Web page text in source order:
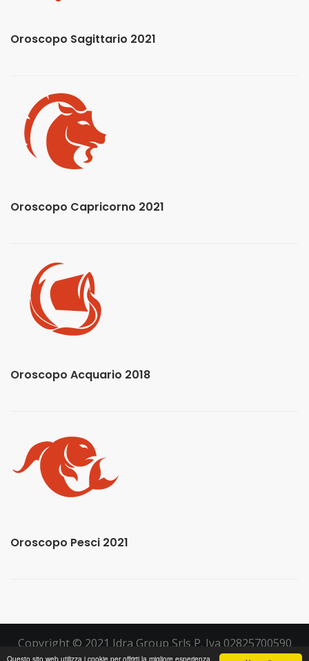
Questo sito web utilizza i cookie per offrirti la migliore esperienza
Oroscopo Sagittario 2021
Oroscopo Capricorno 2021
Oroscopo Acquario 2018
Oroscopo Pesci 2021
Copyright © 2021 Idra Group Srls P. Iva 02825700590